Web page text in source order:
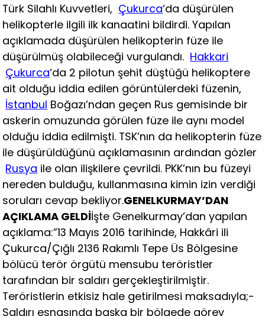
Türk Silahlı Kuvvetleri, Çukurca‘da düşürülen
helikopterle ilgili ilk kanaatini bildirdi. Yapılan
açıklamada düşürülen helikopterin füze ile
düşürülmüş olabileceği vurgulandı. Hakkari
Çukurca‘da 2 pilotun şehit düştüğü helikoptere
ait olduğu iddia edilen görüntülerdeki füzenin,
İstanbul Boğazı’ndan geçen Rus gemisinde bir
askerin omuzunda görülen füze ile aynı model
olduğu iddia edilmişti. TSK’nın da helikopterin füze
ile düşürüldüğünü açıklamasının ardından gözler
Rusya ile olan ilişkilere çevrildi. PKK’nın bu füzeyi
nereden bulduğu, kullanmasına kimin izin verdiği
soruları cevap bekliyor.GENELKURMAY’DAN
AÇIKLAMA GELDİİşte Genelkurmay’dan yapılan
açıklama:”13 Mayıs 2016 tarihinde, Hakkâri ili
Çukurca/Çığlı 2136 Rakımlı Tepe Üs Bölgesine
bölücü terör örgütü mensubu teröristler
tarafından bir saldırı gerçekleştirilmiştir.
Teröristlerin etkisiz hale getirilmesi maksadıyla;-
Saldırı esnasında başka bir bölgede görev